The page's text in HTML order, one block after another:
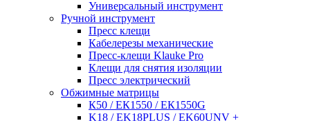
Универсальный инструмент
Ручной инструмент
Пресс клещи
Кабелерезы механические
Пресс-клещи Klauke Pro
Клещи для снятия изоляции
Пресс электрический
Обжимные матрицы
К50 / ЕК1550 / ЕК1550G
K18 / EK18PLUS / EK60UNV +